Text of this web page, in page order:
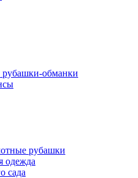
обманки
рубашки
одежда
сада